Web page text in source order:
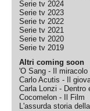
Serie tv 2024
Serie tv 2023
Serie tv 2022
Serie tv 2021
Serie tv 2020
Serie tv 2019
Altri coming soon
'O Sang - Il miracolo
Carlo Acutis - Il
Carla Lonzi - Dentro
Cocomelon - Il Film
L'assurda storia